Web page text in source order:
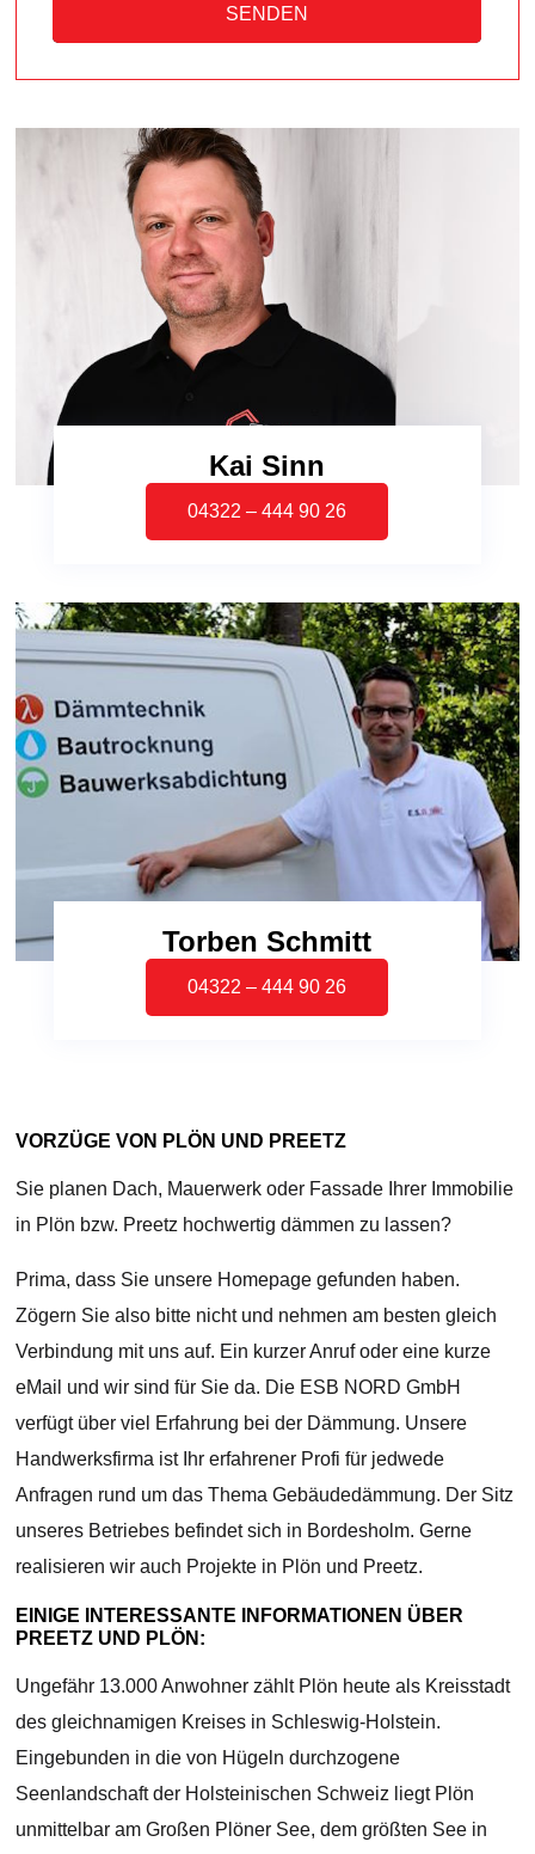
SENDEN
Kai Sinn
04322 – 444 90 26
Torben Schmitt
04322 – 444 90 26
VORZÜGE VON PLÖN UND PREETZ
Sie planen Dach, Mauerwerk oder Fassade Ihrer Immobilie
in Plön bzw. Preetz hochwertig dämmen zu lassen?
Prima, dass Sie unsere Homepage gefunden haben.
Zögern Sie also bitte nicht und nehmen am besten gleich
Verbindung mit uns auf. Ein kurzer Anruf oder eine kurze
eMail und wir sind für Sie da. Die ESB NORD GmbH
verfügt über viel Erfahrung bei der Dämmung. Unsere
Handwerksfirma ist Ihr erfahrener Profi für jedwede
Anfragen rund um das Thema Gebäudedämmung. Der Sitz
unseres Betriebes befindet sich in Bordesholm. Gerne
realisieren wir auch Projekte in Plön und Preetz.
EINIGE INTERESSANTE INFORMATIONEN ÜBER
PREETZ UND PLÖN:
Ungefähr 13.000 Anwohner zählt Plön heute als Kreisstadt
des gleichnamigen Kreises in Schleswig-Holstein.
Eingebunden in die von Hügeln durchzogene
Seenlandschaft der Holsteinischen Schweiz liegt Plön
unmittelbar am Großen Plöner See, dem größten See in